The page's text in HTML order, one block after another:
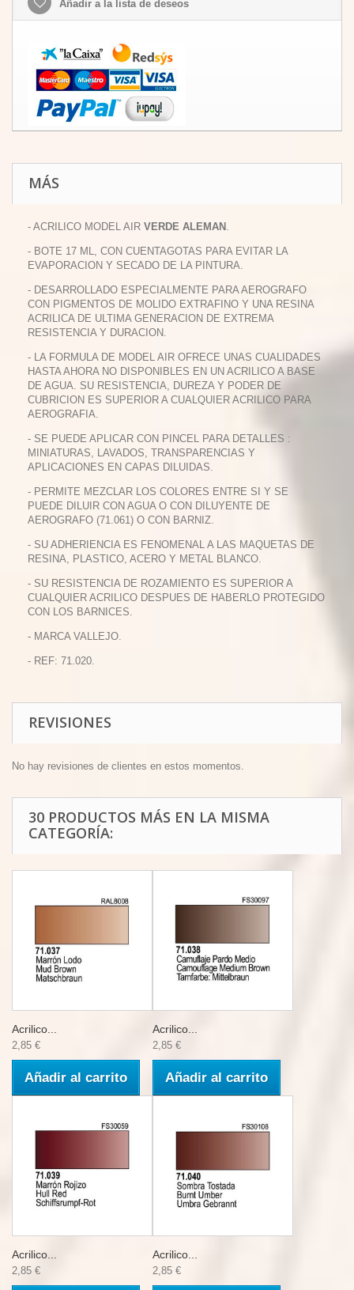
Añadir a la lista de deseos
MÁS
- ACRILICO MODEL AIR VERDE ALEMAN .
- BOTE 17 ML, CON CUENTAGOTAS PARA EVITAR LA
EVAPORACION Y SECADO DE LA PINTURA.
- DESARROLLADO ESPECIALMENTE PARA AEROGRAFO
CON PIGMENTOS DE MOLIDO EXTRAFINO Y UNA RESINA
ACRILICA DE ULTIMA GENERACION DE EXTREMA
RESISTENCIA Y DURACION.
- LA FORMULA DE MODEL AIR OFRECE UNAS CUALIDADES
HASTA AHORA NO DISPONIBLES EN UN ACRILICO A BASE
DE AGUA. SU RESISTENCIA, DUREZA Y PODER DE
CUBRICION ES SUPERIOR A CUALQUIER ACRILICO PARA
AEROGRAFIA.
- SE PUEDE APLICAR CON PINCEL PARA DETALLES :
MINIATURAS, LAVADOS, TRANSPARENCIAS Y
APLICACIONES EN CAPAS DILUIDAS.
- PERMITE MEZCLAR LOS COLORES ENTRE SI Y SE
PUEDE DILUIR CON AGUA O CON DILUYENTE DE
AEROGRAFO (71.061) O CON BARNIZ.
- SU ADHERIENCIA ES FENOMENAL A LAS MAQUETAS DE
RESINA, PLASTICO, ACERO Y METAL BLANCO.
- SU RESISTENCIA DE ROZAMIENTO ES SUPERIOR A
CUALQUIER ACRILICO DESPUES DE HABERLO PROTEGIDO
CON LOS BARNICES.
- MARCA VALLEJO.
- REF: 71.020.
REVISIONES
No hay revisiones de clientes en estos momentos.
30 PRODUCTOS MÁS EN LA MISMA
CATEGORÍA:
Acrilico...
2,85 €
Añadir al carrito
Acrilico...
2,85 €
Añadir al carrito
Acrilico...
2,85 €
Acrilico...
2,85 €